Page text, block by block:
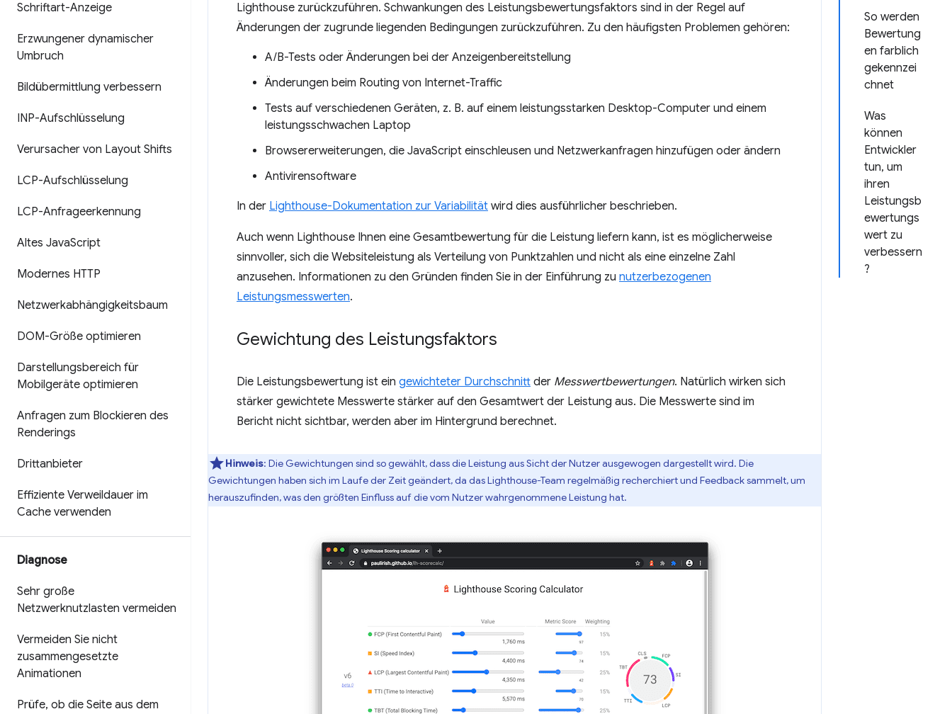
Schriftart-Anzeige
Erzwungener dynamischer
Umbruch
Bildübermittlung verbessern
INP-Aufschlüsselung
Verursacher von Layout Shifts
LCP-Aufschlüsselung
LCP-Anfrageerkennung
Altes JavaScript
Modernes HTTP
Netzwerkabhängigkeitsbaum
DOM-Größe optimieren
Darstellungsbereich für
Mobilgeräte optimieren
Anfragen zum Blockieren des
Renderings
Drittanbieter
Effiziente Verweildauer im
Cache verwenden
Diagnose
Sehr große
Netzwerknutzlasten vermeiden
Vermeiden Sie nicht
zusammengesetzte
Animationen
Prüfe, ob die Seite aus dem
So werden
Bewertung
en farblich
gekennzei
chnet
Was
können
Entwickler
tun, um
ihren
Leistungsb
ewertungs
wert zu
verbessern
?
Lighthouse zurückzuführen. Schwankungen des Leistungsbewertungsfaktors sind in der Regel auf
Änderungen der zugrunde liegenden Bedingungen zurückzuführen. Zu den häufigsten Problemen gehören:
A/B-Tests oder Änderungen bei der Anzeigenbereitstellung
Änderungen beim Routing von Internet-Traffic
Tests auf verschiedenen Geräten, z. B. auf einem leistungsstarken Desktop-Computer und einem
leistungsschwachen Laptop
Browsererweiterungen, die JavaScript einschleusen und Netzwerkanfragen hinzufügen oder ändern
Antivirensoftware
In der Lighthouse-Dokumentation zur Variabilität wird dies ausführlicher beschrieben.
Auch wenn Lighthouse Ihnen eine Gesamtbewertung für die Leistung liefern kann, ist es möglicherweise
sinnvoller, sich die Websiteleistung als Verteilung von Punktzahlen und nicht als eine einzelne Zahl
anzusehen. Informationen zu den Gründen finden Sie in der Einführung zu nutzerbezogenen
Leistungsmesswerten.
Gewichtung des Leistungsfaktors
Die Leistungsbewertung ist ein gewichteter Durchschnitt der Messwertbewertungen. Natürlich wirken sich
stärker gewichtete Messwerte stärker auf den Gesamtwert der Leistung aus. Die Messwerte sind im
Bericht nicht sichtbar, werden aber im Hintergrund berechnet.
Hinweis: Die Gewichtungen sind so gewählt, dass die Leistung aus Sicht der Nutzer ausgewogen dargestellt wird. Die
Gewichtungen haben sich im Laufe der Zeit geändert, da das Lighthouse-Team regelmäßig recherchiert und Feedback sammelt, um
herauszufinden, was den größten Einfluss auf die vom Nutzer wahrgenommene Leistung hat.